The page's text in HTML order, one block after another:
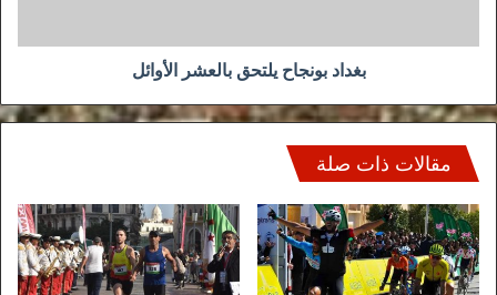
بغداد بونجاح يلتحق بالعشر الأوائل
مقالات ذات صلة